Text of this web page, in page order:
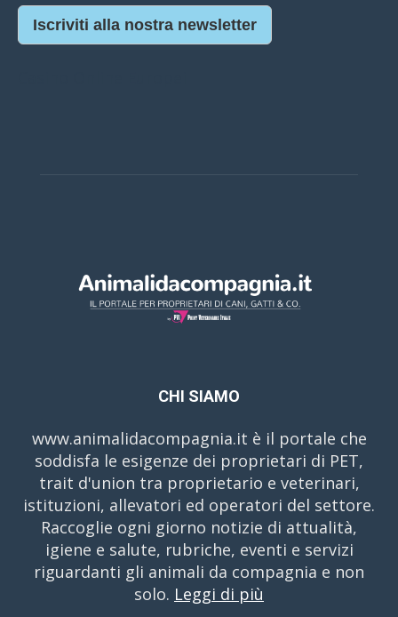
Iscriviti alla nostra newsletter
CHI SIAMO
www.animalidacompagnia.it è il portale che
soddisfa le esigenze dei proprietari di PET,
trait d'union tra proprietario e veterinari,
istituzioni, allevatori ed operatori del settore.
Raccoglie ogni giorno notizie di attualità,
igiene e salute, rubriche, eventi e servizi
riguardanti gli animali da compagnia e non
solo. Leggi di più